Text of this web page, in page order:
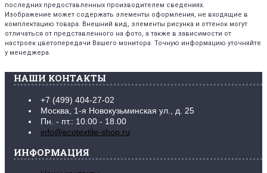
последних предоставленных производителем сведениях.
Изображение может содержать элементы оформления, не входящие в
комплектацию товара. Внешний вид, элементы рисунка и оттенок могут
отличаться от представленного на фото, а также в зависимости от
настроек цветопередачи Вашего монитора. Точную информацию уточняйте
у менеджера.
НАШИ КОНТАКТЫ
+7 (499) 404-27-02
Москва, 1-я Новокузьминская ул., д. 25
Пн. - пт.: 10.00 - 18.00
info@ecotextile-shop.ru
ИНФОРМАЦИЯ